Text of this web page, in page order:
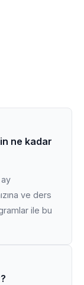
ne kadar
ve ders
ile bu